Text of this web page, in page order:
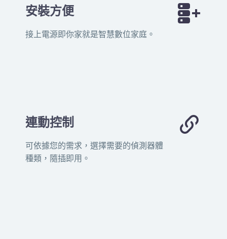
安裝方便
接上電源即你家就是智慧數位家庭。


連動控制
可依據您的需求，選擇需要的偵測器體
種類，隨插即用。

